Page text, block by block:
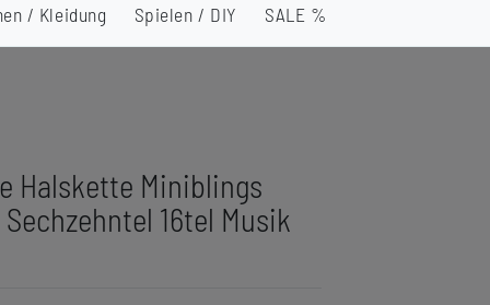
/ Kleidung Spielen / DIY SALE %
Halskette Miniblings
16tel Musik